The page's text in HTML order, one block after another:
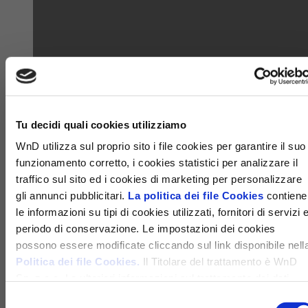
Tu decidi quali cookies utilizziamo
WnD utilizza sul proprio sito i file cookies per garantire il suo
funzionamento corretto, i cookies statistici per analizzare il
traffico sul sito ed i cookies di marketing per personalizzare
gli annunci pubblicitari. La politica dei file Cookies contiene
le informazioni su tipi di cookies utilizzati, fornitori di servizi
periodo di conservazione. Le impostazioni dei cookies
possono essere modificate cliccando sul link disponibile
Politica dei file Cookies. Il Titolare del trattamento è WnD